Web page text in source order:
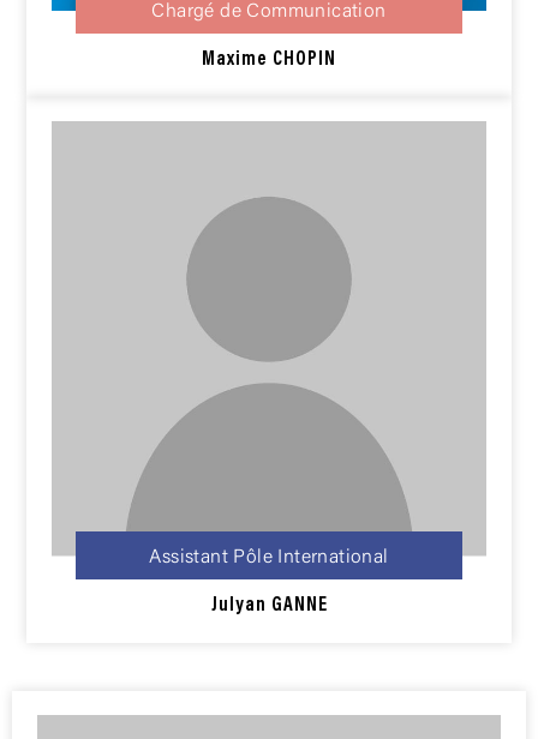
Chargé de Communication
Maxime CHOPIN
Assistant Pôle International
Julyan GANNE